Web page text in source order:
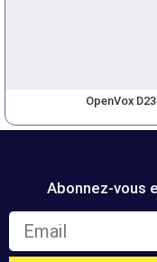
OpenVox
Abonnez-vous